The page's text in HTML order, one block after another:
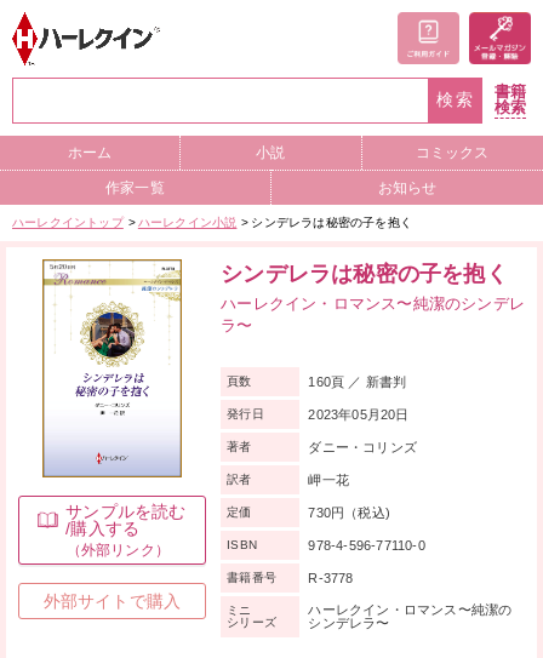
検索
書籍
検索
ホーム 小説 コミックス
作家一覧 お知らせ
ハーレクイントップ ハーレクイン小説 シンデレラは秘密の子を抱く
サンプルを読む
/購入する
（外部リンク）
外部サイトで購入
シンデレラは秘密の子を抱く
ハーレクイン・ロマンス〜純潔のシンデレ
ラ〜
頁数 160頁 ／ 新書判
発行日 2023年05月20日
著者 ダニー・コリンズ
訳者 岬一花
定価 730円（税込)
ISBN 978-4-596-77110-0
書籍番号 R-3778
ミニ
シリーズ
ハーレクイン・ロマンス〜純潔の
シンデレラ〜